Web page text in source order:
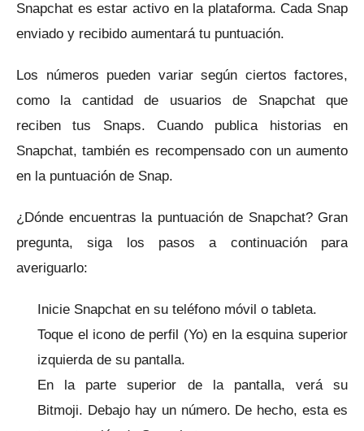
Snapchat es estar activo en la plataforma.Cada Snap
enviado y recibido aumentará tu puntuación.
Los números pueden variar según ciertos factores,
como la cantidad de usuarios de Snapchat que
reciben tus Snaps. Cuando publica historias en
Snapchat, también es recompensado con un aumento
en la puntuación de Snap.
¿Dónde encuentras la puntuación de Snapchat? Gran
pregunta, siga los pasos a continuación para
averiguarlo:
Inicie Snapchat en su teléfono móvil o tableta.
Toque el icono de perfil (Yo) en la esquina superior
izquierda de su pantalla.
En la parte superior de la pantalla, verá su
Bitmoji. Debajo hay un número. De hecho, esta es